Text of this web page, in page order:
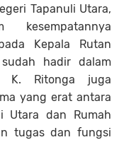
Tapanuli Utara,
Kepala Rutan
hadir dalam
K. Ritonga juga
yang erat antara
Utara dan Rumah
tugas dan fungsi